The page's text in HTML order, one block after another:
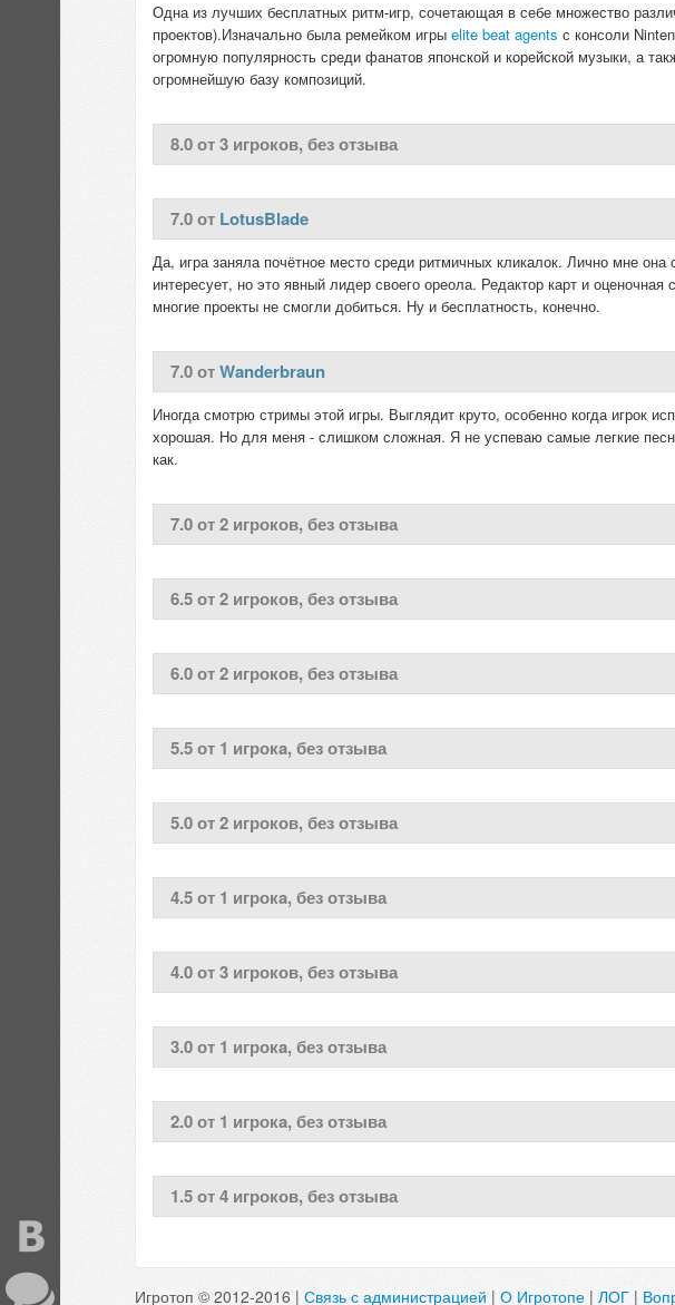
Одна из лучших бесплатных ритм-игр, сочетающая в себе множество
проектов).Изначально была ремейком игры elite beat agents с консоли
огромную популярность среди фанатов японской и корейской музыки, а
огромнейшую базу композиций.
8.0 от 3 игроков, без отзыва
7.0 от LotusBlade
Да, игра заняла почётное место среди ритмичных кликалок. Лично мне
интересует, но это явный лидер своего ореола. Редактор карт и
многие проекты не смогли добиться. Ну и бесплатность, конечно.
7.0 отWanderbraun
Иногда смотрю стримы этой игры. Выглядит круто, особенно когда игрок
хорошая. Но для меня - слишком сложная. Я не успеваю самые легкие
как.
7.0 от 2 игроков, без отзыва
6.5 от 2 игроков, без отзыва
6.0 от 2 игроков, без отзыва
5.5 от 1 игрокa, без отзыва
5.0 от 2 игроков, без отзыва
4.5 от 1 игрокa, без отзыва
4.0 от 3 игроков, без отзыва
3.0 от 1 игрокa, без отзыва
2.0 от 1 игрокa, без отзыва
1.5 от 4 игроков, без отзыва
Игротоп © 2012-2016 | Связь с администрацией | О Игротопе | ЛОГ |